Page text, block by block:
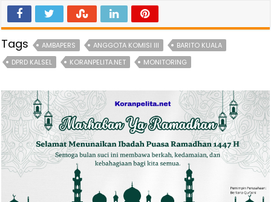
Tags AMBAPERS ANGGOTA KOMISI III
BARITO KUALA
DPRD KALSEL
KORANPELITA.NET MONITORING